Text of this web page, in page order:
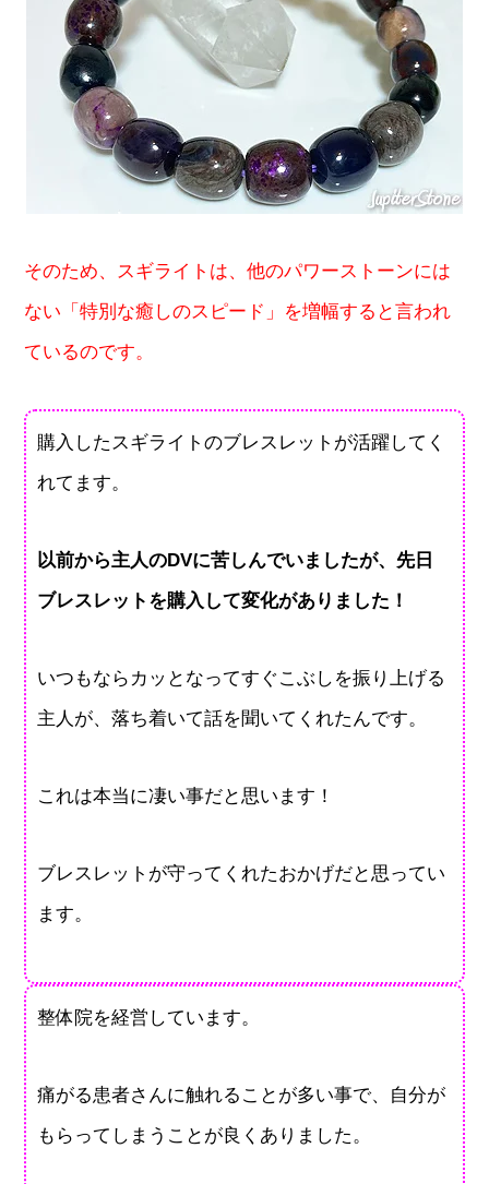
そのため、スギライトは、他のパワーストーンには
ない「特別な癒しのスピード」を増幅すると言われ
ているのです。
購入したスギライトのブレスレットが活躍してく
れてます。
以前から主人のDVに苦しんでいましたが、先日
ブレスレットを購入して変化がありました！
いつもならカッとなってすぐこぶしを振り上げる
主人が、落ち着いて話を聞いてくれたんです。
これは本当に凄い事だと思います！
ブレスレットが守ってくれたおかげだと思ってい
ます。
整体院を経営しています。
痛がる患者さんに触れることが多い事で、自分が
もらってしまうことが良くありました。